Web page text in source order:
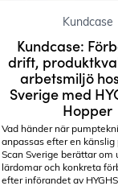
Kundcase
Kundcase:
drift,
arbetsmiljö
Sverige med
Hopper
Vad händer när
anpassas efter en känslig
Scan Sverige berättar om
lärdomar och konkreta
efter införandet av